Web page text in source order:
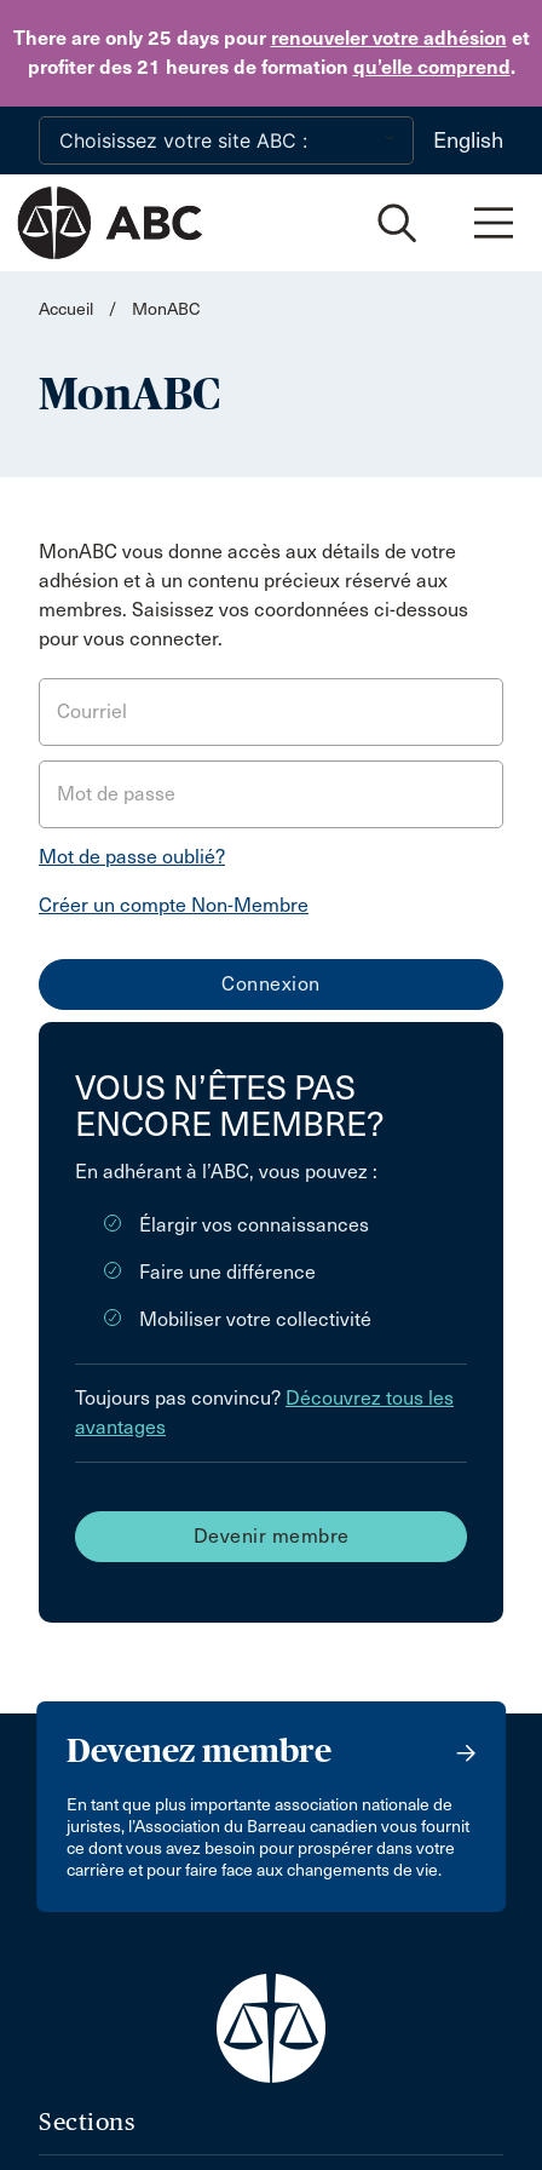
There are only 25 dayspour renouveler votre adhésion et
profiter des 21 heures de formation qu’elle comprend.
Skip to main content
English
Accueil / MonABC
MonABC
MonABC vous donne accès aux détails de votre
adhésion et à un contenu précieux réservé aux
membres. Saisissez vos coordonnées ci-dessous
pour vous connecter.
Courriel
Mot de passe
Mot de passe oublié?
Créer un compte Non-Membre
VOUS N’ÊTES PAS
ENCORE MEMBRE?
En adhérant à l’ABC, vous pouvez :
Élargir vos connaissances
Faire une différence
Mobiliser votre collectivité
Toujours pas convincu? Découvrez tous les
avantages
Devenir membre
Devenez membre
En tant que plus importante association nationale de
juristes, l’Association du Barreau canadien vous fournit
ce dont vous avez besoin pour prospérer dans votre
carrière et pour faire face aux changements de vie.
Sections